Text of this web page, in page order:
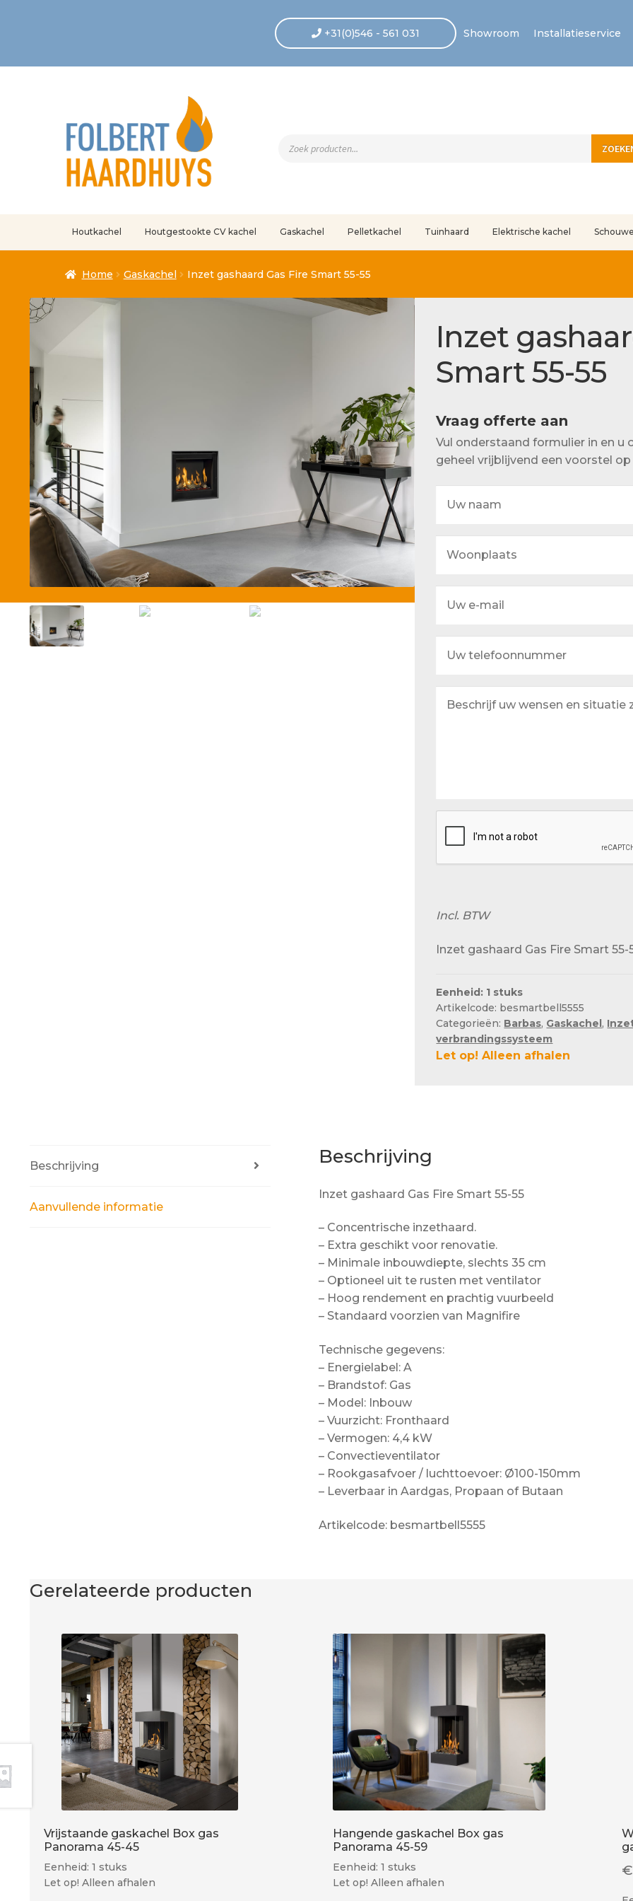
+31(0)546 - 561 031 Showroom Installatieservice
zoeken
Houtkachel Houtgestookte CV kachel Gaskachel Pelletkachel Tuinhaard Elektrische kachel
Home Gaskachel Inzet gashaard Gas Fire Smart 55-55
Inzet
Smart 55-55
Vraag offerte aan
Vul onderstaand formulier in en u
geheel vrijblijvend een voorstel
naam
e-
telefoonnummer
uw
Incl. BTW
Inzet gashaard Gas Fire Smart 55-
Eenheid: 1 stuks
Artikelcode: besmartbell5555
Categorieën: Barbas, Gaskachel,
verbrandingssysteem
Let op! Alleen afhalen
Beschrijving
Aanvullende informatie
Beschrijving
Inzet gashaard Gas Fire Smart 55-55
– Concentrische inzethaard.
– Extra geschikt voor renovatie.
– Minimale inbouwdiepte, slechts 35 cm
– Optioneel uit te rusten met ventilator
– Hoog rendement en prachtig vuurbeeld
– Standaard voorzien van Magnifire
Technische gegevens:
– Energielabel: A
– Brandstof: Gas
– Model: Inbouw
– Vuurzicht: Fronthaard
– Vermogen: 4,4 kW
– Convectieventilator
– Rookgasafvoer / luchttoevoer: Ø100-150mm
– Leverbaar in Aardgas, Propaan of Butaan
Artikelcode: besmartbell5555
Gerelateerde producten
Vrijstaande gaskachel Box gas
Panorama 45-45
Eenheid: 1 stuks
Let op! Alleen afhalen
Hangende gaskachel Box gas
Panorama 45-59
Eenheid: 1 stuks
Let op! Alleen afhalen
€